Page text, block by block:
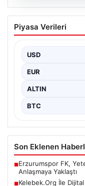
Kelebek.Org
Adresi Ve
sağlaması kritik bir
birçok…
Piyasa Verileri
USD
EUR
ALTIN
BTC
Son Eklenen
■Erzurumspor FK,
Anlaşmaya Yaklaştı
■Kelebek.Org İle